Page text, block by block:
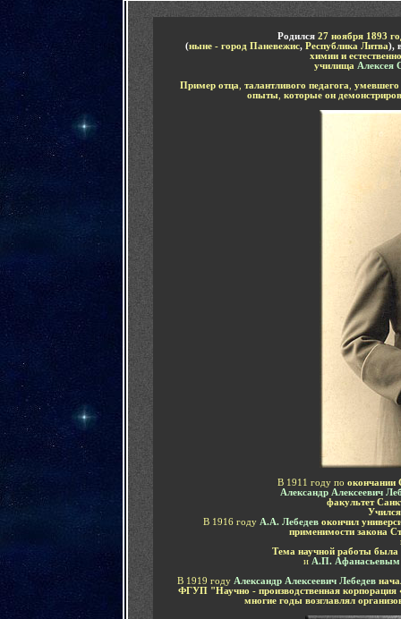
Родился 27 ноября 1 893
(ныне - город Паневежис, Республика Литва),
химии и
училища Алексея
Пример отца
талантливого педагога
умевшего
опыты, которые он
В 1911 году по окончании
Александр Алексеевич
факультет
В 1916 году А.А. Лебедевокончил
применимости закона
Тема научной работы была
и А.П.
В 1919 году Александр Алексеевич Лебедев
ФГУП "Научно - производственная корпорация
многие годы возглавлял